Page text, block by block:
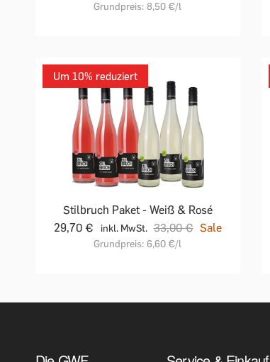
Grundpreis: 8,50 €/l
Um 10% reduziert
Stilbruch Paket - Weiß & Rosé
29,70 €
inkl. MwSt. 33,00 € Sale
Grundpreis: 6,60 €/l